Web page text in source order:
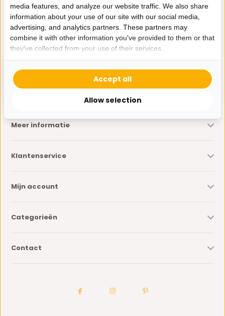
Ontvang de nieuwste aanbiedingen en promoties. We zullen
je niet spammen, beloofd.
* Lees hier de wettelijke beperkingen
Meer informatie
Klantenservice
Mijn account
Categorieën
Contact
media features, and analyze our website traffic. We also share
information about your use of our site with our social media,
advertising, and analytics partners. These partners may
combine it with other information you've provided to them or that
they've collected from your use of their services.
Allow selection
Accept all